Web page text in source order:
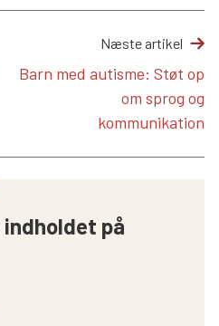
Næste artikel
Barn med autisme: Støt op
om sprog og
kommunikation
indholdet på